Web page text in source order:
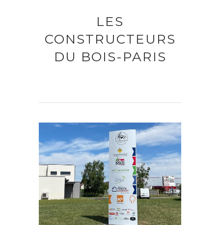
LES
CONSTRUCTEURS
DU BOIS-PARIS